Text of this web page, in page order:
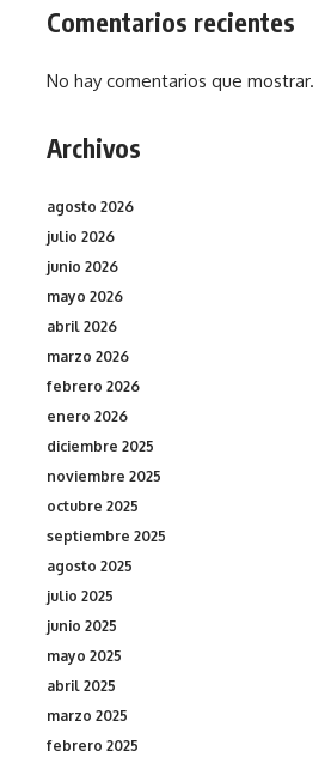
Comentarios recientes
No hay comentarios que mostrar.
Archivos
agosto 2026
julio 2026
junio 2026
mayo 2026
abril 2026
marzo 2026
febrero 2026
enero 2026
diciembre 2025
noviembre 2025
octubre 2025
septiembre 2025
agosto 2025
julio 2025
junio 2025
mayo 2025
abril 2025
marzo 2025
febrero 2025